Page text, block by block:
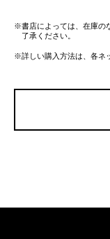
※書店によっては、在庫の
了承ください。
※詳しい購入方法は、各ネ